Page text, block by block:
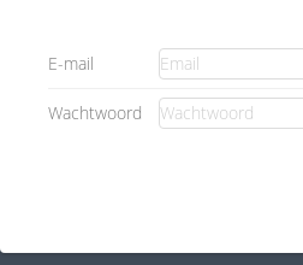
E-mail
Wachtwoord